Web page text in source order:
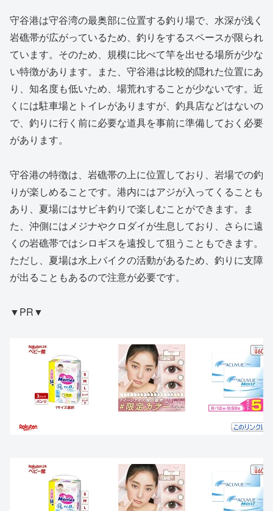
守谷港は守谷湾の最奥部に位置する釣り場で、水深が浅く
岩礁帯が広がっているため、釣りをするスペースが限られ
ています。そのため、規模に比べて竿を出せる場所が少な
い特徴があります。また、守谷港は比較的隠れた位置にあ
り、知名度も低いため、場荒れすることが少ないです。近
くには駐車場とトイレがありますが、釣具店などはないの
で、釣りに行く前に必要な道具を事前に準備しておく必要
があります。
守谷港の特徴は、岩礁帯の上に位置しており、岩場での釣
りが楽しめることです。港内にはアジが入ってくることも
あり、夏場にはサビキ釣りで楽しむことができます。ま
た、沖側にはメジナやクロダイが生息しており、さらに遠
くの岩礁帯ではシロギスを遠投して狙うこともできます。
ただし、夏場は水上バイクの活動があるため、釣りに支障
が出ることもあるので注意が必要です。
▼PR▼